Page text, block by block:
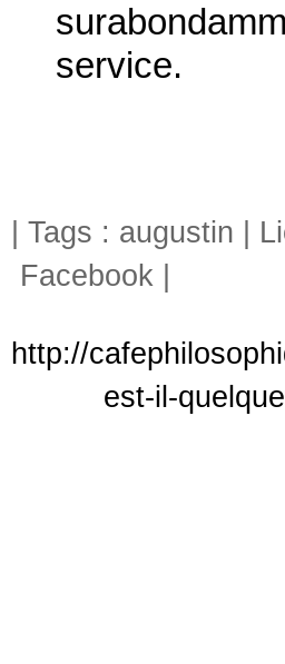
service.
| Tags : augustin
Facebook
http://
est-il-